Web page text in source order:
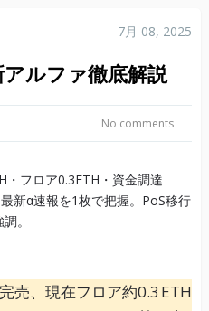
7月 08, 2025
ルファ徹底解説
No comments
売、現在フロア約0.3 ETH